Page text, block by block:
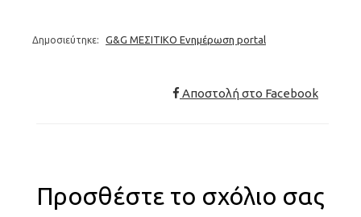
Δημοσιεύτηκε: G&G ΜΕΣΙΤΙΚΟ Ενημέρωση portal
Αποστολή στο Facebook
Προσθέστε το σχόλιο σας